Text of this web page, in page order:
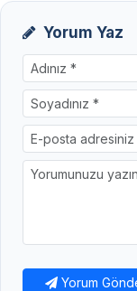
Yorum Yaz
Yorum